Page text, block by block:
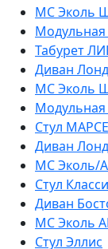
МС Эколь
Табурет
Диван
МС Эколь
Стул
Диван
МС Эколь/
Стул
Диван
МС Эколь
Стул Эллис